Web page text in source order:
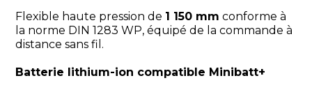
Flexible haute pression de 1 150 mm conforme à
la norme DIN 1283 WP, équipé de la commande à
distance sans fil.
Batterie lithium-ion compatible Minibatt+